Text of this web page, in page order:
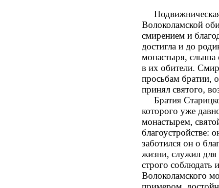
Подвижническая
Волоколамской
смирением и
достигла и до
монастыря, слыша
в их обители.
просьбам братии,
принял святого,
Братия
которого уже
монастырем,
благоустройстве:
заботился он о
жизни, служил для
строго соблюдать
Волоколамского